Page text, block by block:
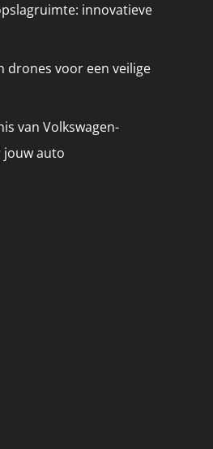
innovatieve
drones voor een veilige
van Volkswagen-
auto